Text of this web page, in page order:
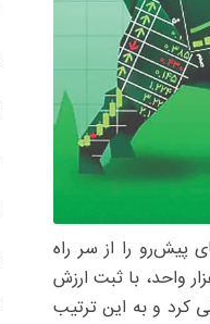
پیش‌رو را از سر راه
میانه هفته با حجم بالای عرضه مواجه شد و با وجود رسیدن تا سقف کانال ۲‌میلیون و ۸۰۰‌هزار واحد، با ثبت ارزش
کرد و به این ترتیب